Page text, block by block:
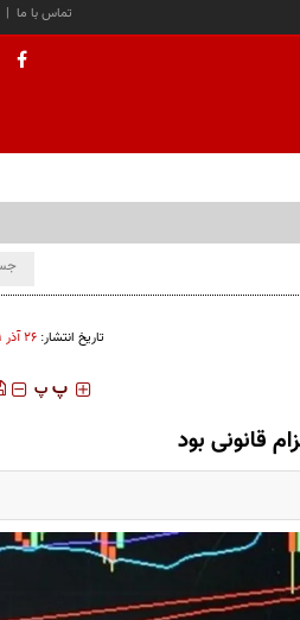
| تماس با ما
تاریخ انتشار: ۲۶ آذر ۱۴۰۱ - ۱۶:۳۸
‍‍‍ پ پ
قانونی بود